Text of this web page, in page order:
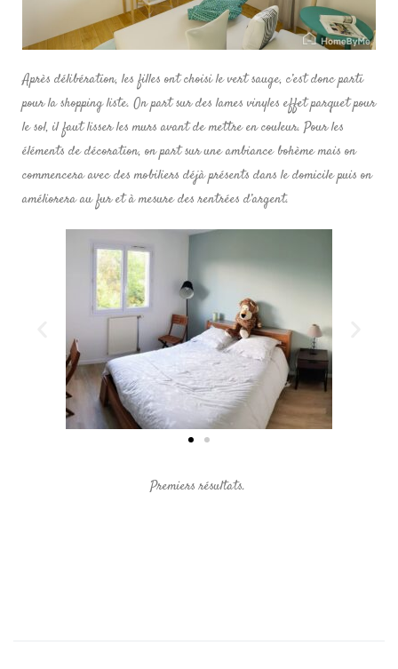
Après délibération, les filles ont choisi le vert sauge, c’est donc parti
pour la shopping liste. On part sur des lames vinyles effet parquet pour
le sol, il faut lisser les murs avant de mettre en couleur. Pour les
éléments de décoration, on part sur une ambiance bohème mais on
commencera avec des mobiliers déjà présents dans le domicile puis on
améliorera au fur et à mesure des rentrées d’argent.
Premiers résultats.